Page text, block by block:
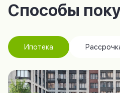
Способы
Ипотека